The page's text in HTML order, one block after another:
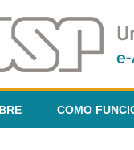
COMO